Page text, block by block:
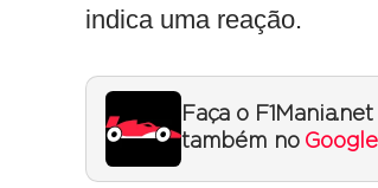
indica uma reação.
Faça o
também no